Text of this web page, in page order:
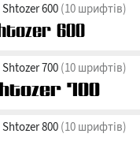
Shtozer 600 (10 шрифтів)
Shtozer 700 (10 шрифтів)
Shtozer 800 (10 шрифтів)